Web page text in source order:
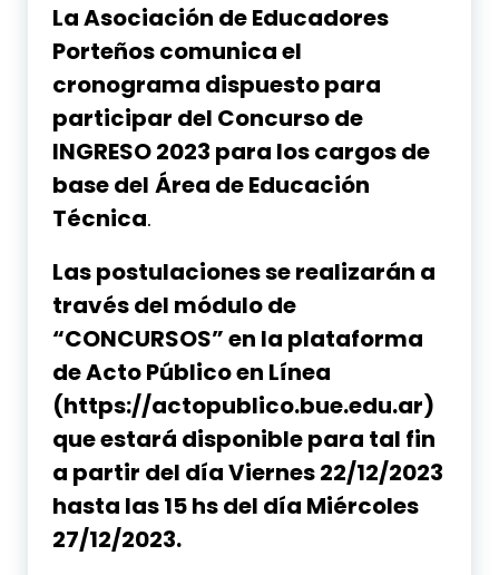
La Asociación de Educadores
Porteños comunica el
cronograma dispuesto para
participar del Concurso de
INGRESO 2023 para los cargos de
base del Área de Educación
Técnica.
Las postulaciones se realizarán a
través del módulo de
“CONCURSOS” en la plataforma
de Acto Público en Línea
(https://actopublico.bue.edu.ar)
que estará disponible para tal fin
a partir del día Viernes 22/12/2023
hasta las 15 hs del día Miércoles
27/12/2023.